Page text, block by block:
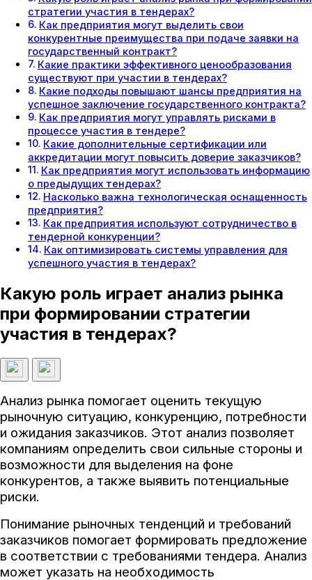
стратегии участия в тендерах?
Как предприятия могут выделить свои
конкурентные преимущества при подаче заявки на
государственный контракт?
Какие практики эффективного ценообразования
существуют при участии в тендерах?
Какие подходы повышают шансы предприятия на
успешное заключение государственного контракта?
Как предприятия могут управлять рисками в
процессе участия в тендере?
Какие дополнительные сертификации или
аккредитации могут повысить доверие заказчиков?
Как предприятия могут использовать информацию
о предыдущих тендерах?
Насколько важна технологическая оснащенность
предприятия?
Как предприятия используют сотрудничество в
тендерной конкуренции?
Как оптимизировать системы управления для
успешного участия в тендерах?
Какую роль играет анализ рынка
при формировании стратегии
участия в тендерах?
Анализ рынка помогает оценить текущую
рыночную ситуацию, конкуренцию, потребности
и ожидания заказчиков. Этот анализ позволяет
компаниям определить свои сильные стороны и
возможности для выделения на фоне
конкурентов, а также выявить потенциальные
риски.
Понимание рыночных тенденций и требований
заказчиков помогает формировать предложение
в соответствии с требованиями тендера. Анализ
может указать на необходимость